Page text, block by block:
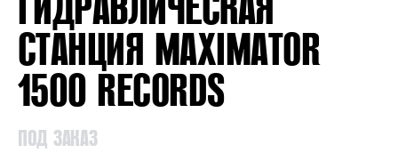
СТАНЦИЯ MAXIMATOR
1500 RECORDS
ПОД ЗАКАЗ